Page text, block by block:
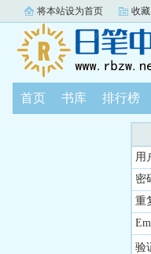
将本站设为首页 收
首页 书库 排行榜
用
密
重
验